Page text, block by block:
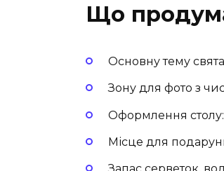
Що
Основну тему
Зону для фото з
Оформлення столу:
Місце для